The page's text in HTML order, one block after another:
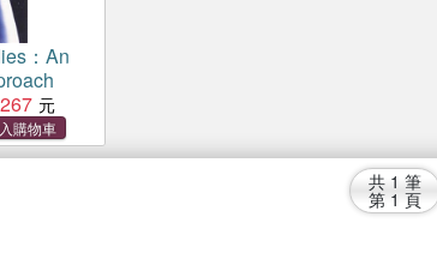
：An
共 1 筆
第 1 頁